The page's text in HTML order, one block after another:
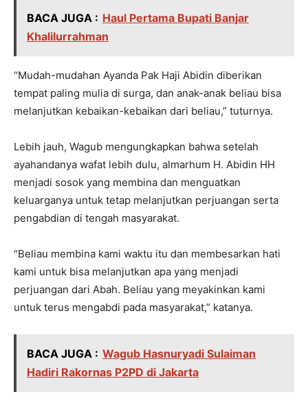
BACA JUGA : Haul Pertama Bupati Banjar
Khalilurrahman
“Mudah-mudahan Ayanda Pak Haji Abidin diberikan
tempat paling mulia di surga, dan anak-anak beliau bisa
melanjutkan kebaikan-kebaikan dari beliau,” tuturnya.
Lebih jauh, Wagub mengungkapkan bahwa setelah
ayahandanya wafat lebih dulu, almarhum H. Abidin HH
menjadi sosok yang membina dan menguatkan
keluarganya untuk tetap melanjutkan perjuangan serta
pengabdian di tengah masyarakat.
“Beliau membina kami waktu itu dan membesarkan hati
kami untuk bisa melanjutkan apa yang menjadi
perjuangan dari Abah. Beliau yang meyakinkan kami
untuk terus mengabdi pada masyarakat,” katanya.
BACA JUGA : Wagub Hasnuryadi Sulaiman
Hadiri Rakornas P2PD di Jakarta